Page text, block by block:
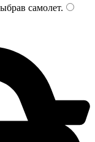
самолет.